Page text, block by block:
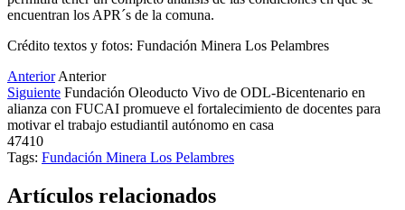
encuentran los APR´s de la comuna.
Crédito textos y fotos: Fundación Minera Los Pelambres
Anterior Anterior
Siguiente Fundación Oleoducto Vivo de ODL-Bicentenario en
alianza con FUCAI promueve el fortalecimiento de docentes para
motivar el trabajo estudiantil autónomo en casa
47410
Tags: Fundación Minera Los Pelambres
Artículos relacionados